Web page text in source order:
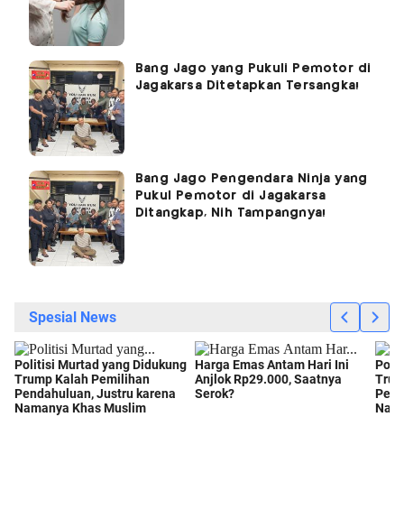
Bang Jago yang Pukuli Pemotor di
Jagakarsa Ditetapkan Tersangka!
Bang Jago Pengendara Ninja yang
Pukul Pemotor di Jagakarsa
Ditangkap, Nih Tampangnya!